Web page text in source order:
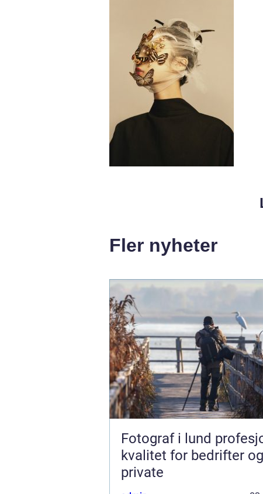
Fler nyheter
Fotograf i lund profesjonell
kvalitet for bedrifter og
private